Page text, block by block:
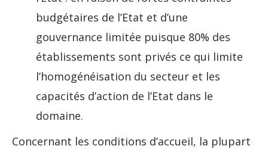
budgétaires de l’Etat et d’une
gouvernance limitée puisque 80% des
établissements sont privés ce qui limite
l’homogénéisation du secteur et les
capacités d’action de l’Etat dans le
domaine.
Concernant les conditions d’accueil, la plupart